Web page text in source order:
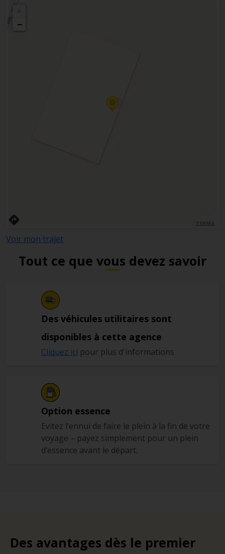
−
Voir mon trajet
Tout ce que vous devez savoir
Des véhicules utilitaires sont
disponibles à cette agence
Cliquez ici pour plus d'informations
Option essence
Evitez l’ennui de faire le plein à la fin de votre
voyage – payez simplement pour un plein
d’essence avant le départ.
Des avantages dès le premier